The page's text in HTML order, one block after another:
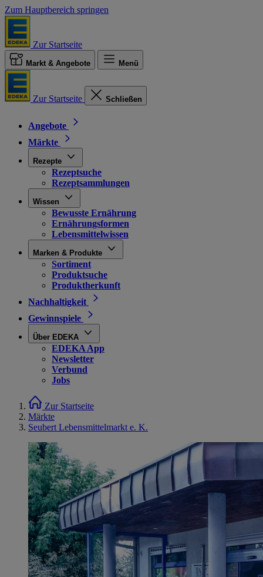
Zum Hauptbereich springen
Zur Startseite
Markt & Angebote Menü
Zur Startseite Schließen
Angebote
Märkte
Rezepte
Rezeptsuche
Rezeptsammlungen
Wissen
Bewusste Ernährung
Ernährungsformen
Lebensmittelwissen
Marken & Produkte
Sortiment
Produktsuche
Produktherkunft
Nachhaltigkeit
Gewinnspiele
Über EDEKA
EDEKA App
Newsletter
Verbund
Jobs
Zur Startseite
Märkte
Seubert Lebensmittelmarkt e. K.